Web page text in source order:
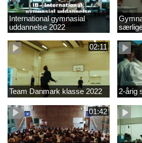
International gymnasial
uddannelse 2022
02:11
Team Danmark klasse 2022 2-årig
01:42